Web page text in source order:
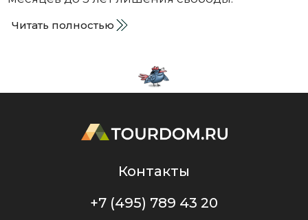
Читать полностью
Контакты
+7 (495) 789 43 20